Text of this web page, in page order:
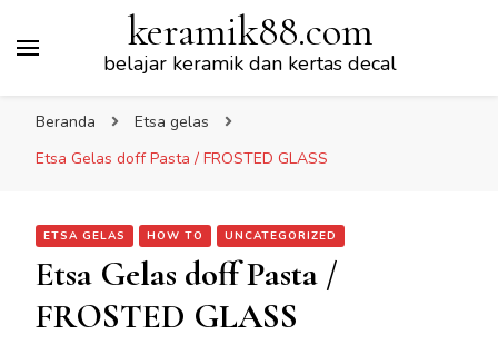
keramik88.com
belajar keramik dan kertas decal
Beranda
Etsa gelas
Etsa Gelas doff Pasta / FROSTED GLASS
ETSA GELAS HOW TO UNCATEGORIZED
Etsa Gelas doff Pasta /
FROSTED GLASS